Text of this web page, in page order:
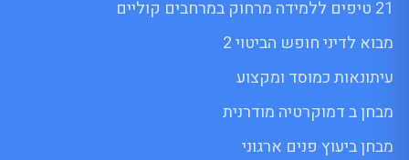
21 טיפים ללמידה מרחוק במרחבים קוליים
מבוא לדיני חופש הביטוי 2
עיתונאות כמוסד ומקצוע
מבחן ב דמוקרטיה מודרנית
מבחן ביעוץ פנים ארגוני